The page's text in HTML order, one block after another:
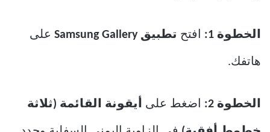
الخطوة 1: افتح تطبيق Samsung Gallery على
هاتفك.
الخطوة 2: اضغط على أيقونة القائمة (ثلاثة